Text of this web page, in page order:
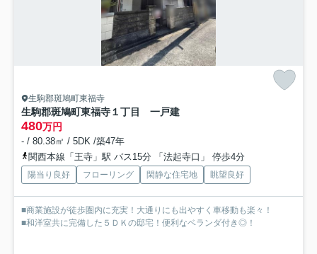
生駒郡斑鳩町東福寺
生駒郡斑鳩町東福寺１丁目 一戸建
480万円
- / 80.38㎡ / 5DK /築47年
関西本線「王寺」駅 バス15分 「法起寺口」 停歩4分
陽当り良好 フローリング 閑静な住宅地 眺望良好
■商業施設が徒歩圏内に充実！大通りにも出やすく車移動も楽々！
■和洋室共に完備した５ＤＫの邸宅！便利なベランダ付き◎！